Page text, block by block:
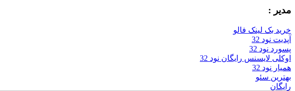
مدیر :
خرید بک لینک فالو
آپدیت نود 32
پسورد نود 32
اوکلی لایسنس رایگان نود 32
همیار نود 32
بهترین سئو
رایگان